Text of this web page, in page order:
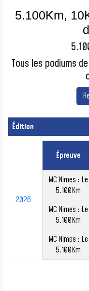
5.100Km,
Tous les podiums
Édition
2026
Épreuve
MC Nimes : Le
5.100Km
MC Nimes : Le
5.100Km
MC Nimes : Le
5.100Km